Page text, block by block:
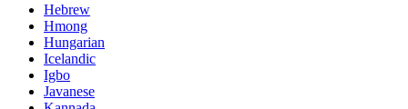
Hebrew
Hmong
Hungarian
Icelandic
Igbo
Javanese